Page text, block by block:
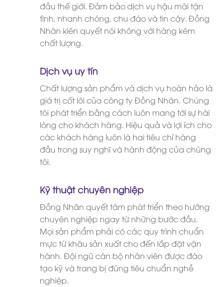
đầu thế giới. Đảm bảo dịch vụ hậu mãi tận
tình, nhanh chóng, chu đáo và tin cậy. Đồng
Nhân kiên quyết nói không với hàng kém
chất lượng.
Dịch vụ uy tín
Chất lượng sản phẩm và dịch vụ hoàn hảo là
giá trị cốt lõi của công ty Đồng Nhân. Chúng
tôi phát triển bằng cách luôn mang tới sự hài
lòng cho khách hàng. Hiệu quả và lợi ích cho
các khách hàng luôn là hai tiêu chí hàng
đầu trong suy nghĩ và hành động của chúng
tôi.
Kỹ thuật chuyên nghiệp
Đồng Nhân quyết tâm phát triển theo hướng
chuyên nghiệp ngay từ những bước đầu.
Mọi sản phẩm phải có các quy trình chuẩn
mực từ khâu sản xuất cho đến lắp đặt vận
hành. Đội ngũ cán bộ nhân viên được đào
tạo kỹ và trang bị đúng tiêu chuẩn nghề
nghiệp.